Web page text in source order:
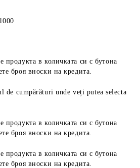
в количката си с бутона
броя вноски на кредита.
de cumpărături unde veți putea selecta
в количката си с бутона
броя вноски на кредита.
в количката си с бутона
броя вноски на кредита.